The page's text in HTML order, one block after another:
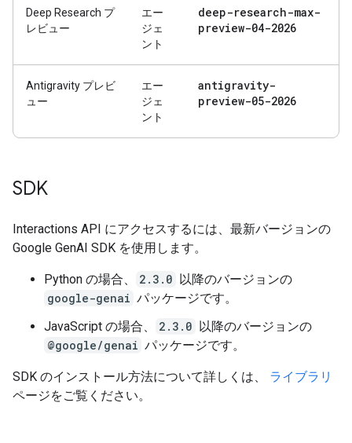
Deep Research プ
レビュー
エー
ジェ
ント
deep-research-max-
preview-04-2026
Antigravity プレビ
ュー
エー
ジェ
ント
antigravity-
preview-05-2026
SDK
Interactions API にアクセスするには、最新バージョンの
Google GenAI SDK を使用します。
Python の場合、 2.3.0 以降のバージョンの
google-genai パッケージです。
JavaScript の場合、
2.3.0 以降のバージョンの
@google/genai パッケージです。
SDK のインストール方法について詳しくは、 ライブラリ
ページをご覧ください。